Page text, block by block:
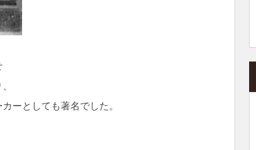
ーとしても著名でした。